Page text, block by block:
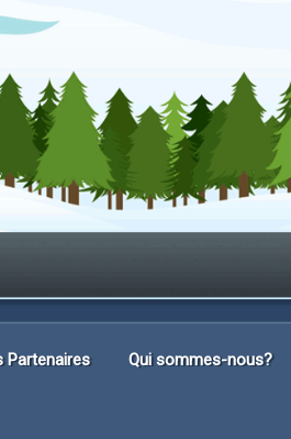
Partenaires Qui sommes-nous?